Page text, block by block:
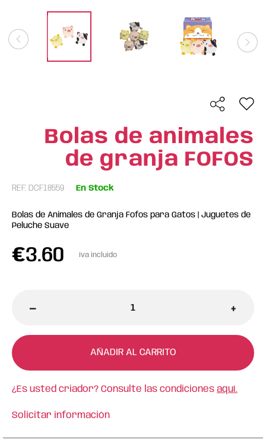
Bolas de animales
de granja FOFOS
REF: DCF18559 En Stock
Bolas de Animales de Granja Fofos para Gatos | Juguetes de
Peluche Suave
€3.60 Iva incluido
- +
AÑADIR AL CARRITO
¿Es usted criador? Consulte las condiciones aquí.
Solicitar información